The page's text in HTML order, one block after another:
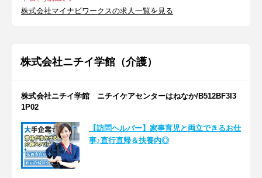
株式会社マイナビワークスの求人一覧を見る
株式会社ニチイ学館（介護）
株式会社ニチイ学館 ニチイケアセンターはねなか/B512BF3I3
1P02
【訪問ヘルパー】家事育児と両立できるお仕
事♪直行直帰＆扶養内◎